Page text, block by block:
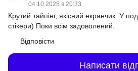
04.10.2025 в 20:33
Крутий тайпінг, якісний екранчик. У
стікери) Поки всім задоволений.
Відповісти
Написати